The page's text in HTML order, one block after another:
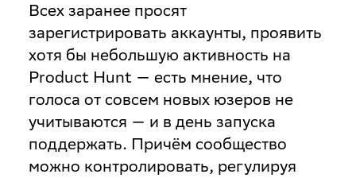
Всех заранее просят
зарегистрировать аккаунты, проявить
хотя бы небольшую активность на
Product Hunt — есть мнение, что
голоса от совсем новых юзеров не
учитываются — и в день запуска
поддержать. Причём сообщество
можно контролировать, регулируя